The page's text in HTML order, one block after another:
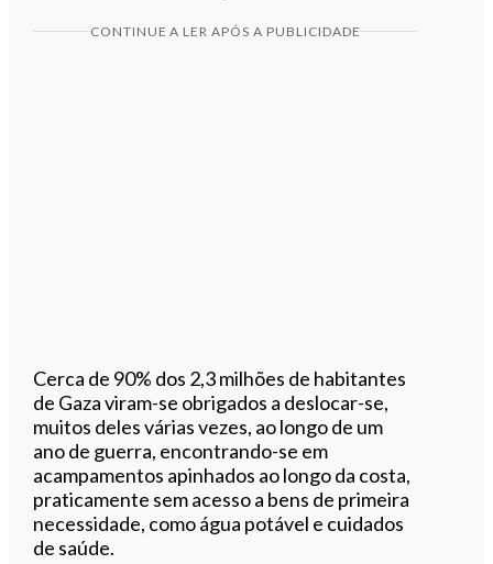
CONTINUE A LER APÓS A PUBLICIDADE
Cerca de 90% dos 2,3 milhões de habitantes
de Gaza viram-se obrigados a deslocar-se,
muitos deles várias vezes, ao longo de um
ano de guerra, encontrando-se em
acampamentos apinhados ao longo da costa,
praticamente sem acesso a bens de primeira
necessidade, como água potável e cuidados
de saúde.